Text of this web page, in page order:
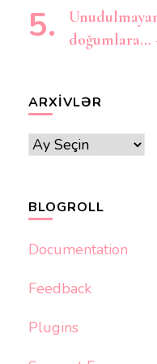
doğumlara…
ARXIVLƏR
Arxivlər
BLOGROLL
Documentation
Feedback
Plugins